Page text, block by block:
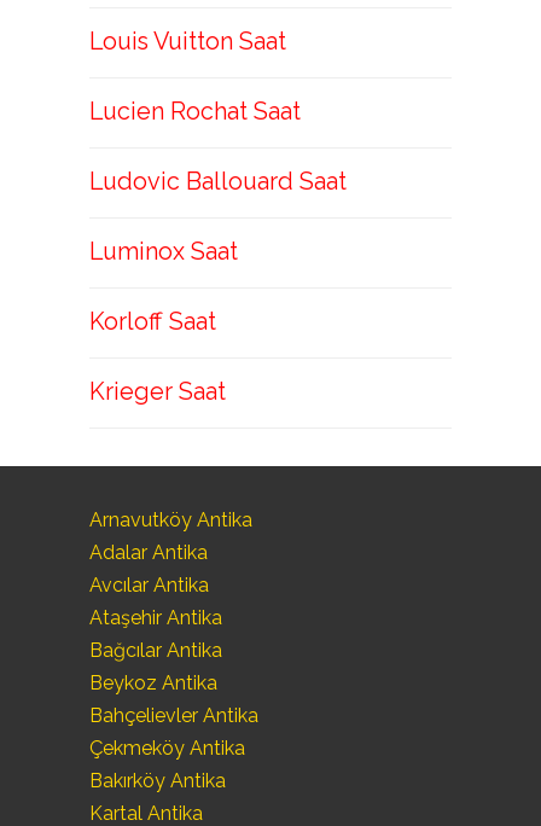
Louis Vuitton Saat
Lucien Rochat Saat
Ludovic Ballouard Saat
Luminox Saat
Korloff Saat
Krieger Saat
Arnavutköy Antika
Adalar Antika
Avcılar Antika
Ataşehir Antika
Bağcılar Antika
Beykoz Antika
Bahçelievler Antika
Çekmeköy Antika
Bakırköy Antika
Kartal Antika